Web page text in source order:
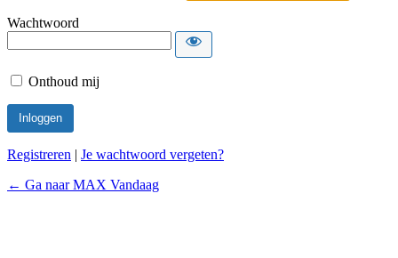
Wachtwoord
Onthoud mij
Registreren | Je wachtwoord vergeten?
← Ga naar MAX Vandaag